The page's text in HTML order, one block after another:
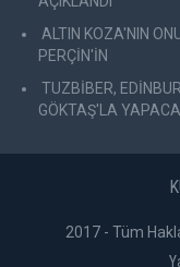
ALTIN KOZA'NIN
PERÇİN'İN
TUZBİBER,
GÖKTAŞ'LA
2017 - Tüm